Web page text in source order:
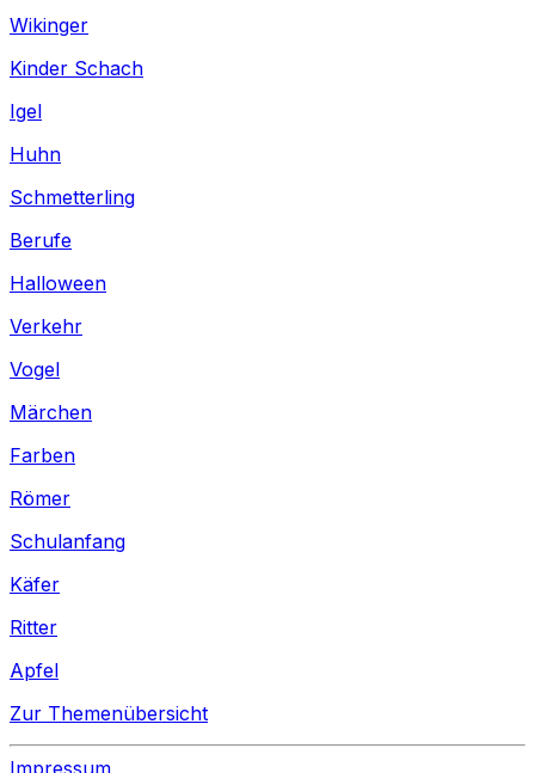
Wikinger
Kinder Schach
Igel
Huhn
Schmetterling
Berufe
Halloween
Verkehr
Vogel
Märchen
Farben
Römer
Schulanfang
Käfer
Ritter
Apfel
Zur Themenübersicht
Impressum